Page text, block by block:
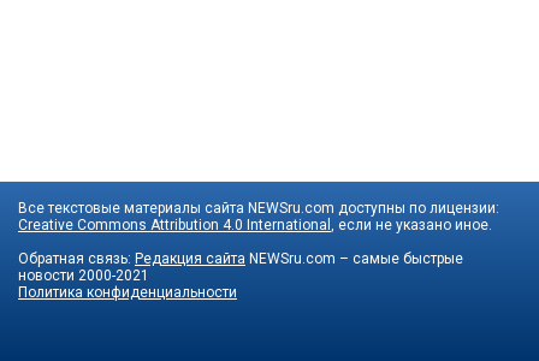
Все текстовые материалы сайта NEWSru.com доступны по лицензии:
Creative Commons Attribution 4.0 International , если не указано иное.
Обратная связь: Редакция сайта NEWSru.com – самые быстрые
новости 2000-2021
Политика конфиденциальности